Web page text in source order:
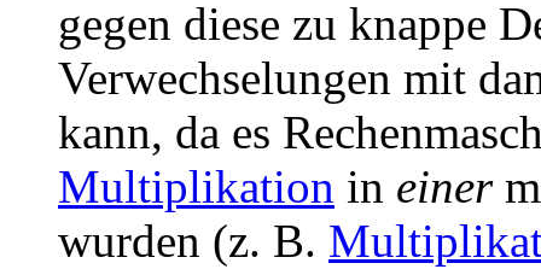
gegen diese zu knappe
Verwechselungen mit
kann, da es
Multiplikation in einer
wurden (z. B.